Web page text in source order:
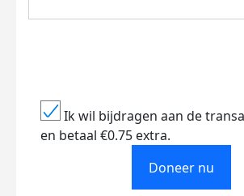
Ik wil bijdragen aan de
en betaal €0.75 extra.
Doneer nu